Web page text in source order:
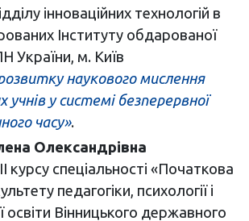
інноваційних технологій в
Інституту обдарованої
України, м. Київ
наукового мислення
учнів у системі безперервної
часу».
Олександрівна
курсу спеціальності «Початкова
педагогіки, психології і
освіти Вінницького державного